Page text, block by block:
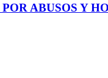
ABUSOS Y